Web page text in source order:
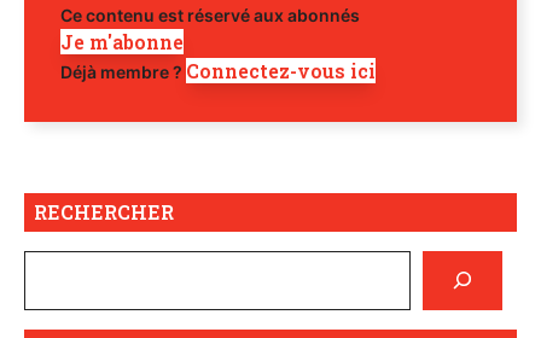
Ce contenu est réservé aux abonnés
Je m'abonne
Déjà membre ? Connectez-vous ici
RECHERCHER